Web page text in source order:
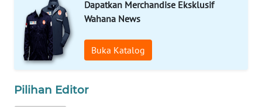
Dapatkan Merchandise Eksklusif
Wahana News
Buka Katalog
Pilihan Editor
WAHANA
SELEB
WAHANA
PERSONA